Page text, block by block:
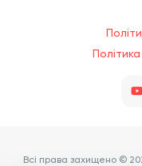
Всі права захищено ©